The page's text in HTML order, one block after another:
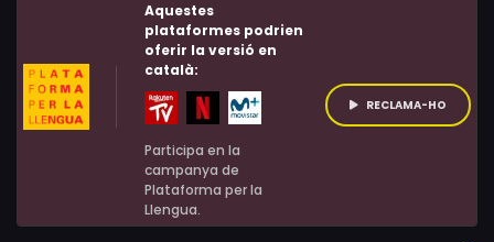
Aquestes
plataformes podrien
oferir la versió en
català:
Participa en la
campanya de
Plataforma per la
Llengua.
RECLAMA-HO